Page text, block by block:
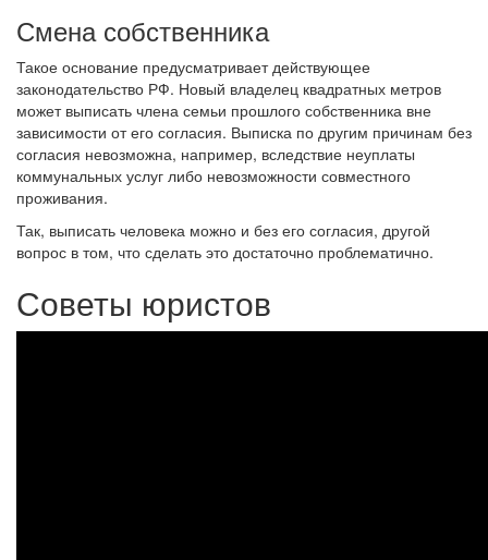
Смена собственника
Такое основание предусматривает действующее
законодательство РФ. Новый владелец квадратных метров
может выписать члена семьи прошлого собственника вне
зависимости от его согласия. Выписка по другим причинам без
согласия невозможна, например, вследствие неуплаты
коммунальных услуг либо невозможности совместного
проживания.
Так, выписать человека можно и без его согласия, другой
вопрос в том, что сделать это достаточно проблематично.
Советы юристов